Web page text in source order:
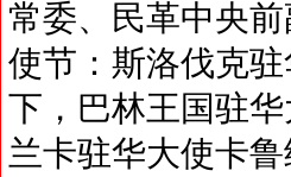
常委、民革中央
使节：斯洛伐克
下，巴林王国驻
兰卡驻华大使卡